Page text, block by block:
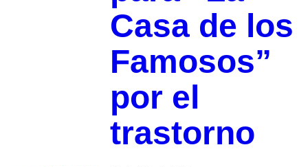
Casa de los
Famosos”
por el
trastorno